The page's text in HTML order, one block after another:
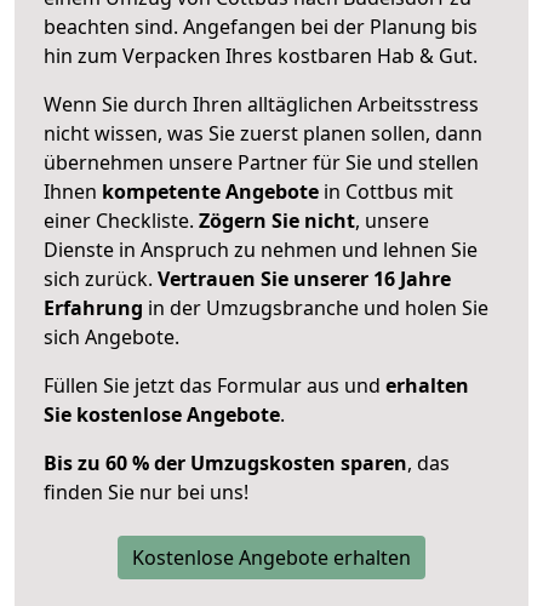
beachten sind. Angefangen bei der Planung bis
hin zum Verpacken Ihres kostbaren Hab & Gut.
Wenn Sie durch Ihren alltäglichen Arbeitsstress
nicht wissen, was Sie zuerst planen sollen, dann
übernehmen unsere Partner für Sie und stellen
Ihnen kompetente Angebote in Cottbus mit
einer Checkliste. Zögern Sie nicht, unsere
Dienste in Anspruch zu nehmen und lehnen Sie
sich zurück. Vertrauen Sie unserer 16 Jahre
Erfahrung in der Umzugsbranche und holen Sie
sich Angebote.
Füllen Sie jetzt das Formular aus und erhalten
Sie kostenlose Angebote.
Bis zu 60 % der Umzugskosten sparen, das
finden Sie nur bei uns!
Kostenlose Angebote erhalten